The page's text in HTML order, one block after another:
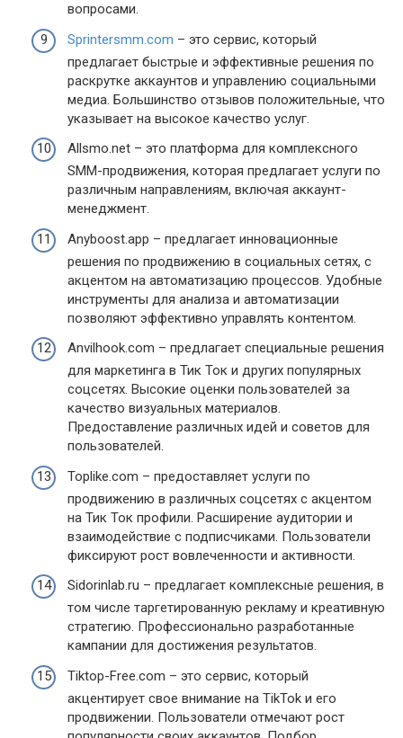
вопросами.
Sprintersmm.com – это сервис, который
предлагает быстрые и эффективные решения по
раскрутке аккаунтов и управлению социальными
медиа. Большинство отзывов положительные, что
указывает на высокое качество услуг.
Allsmo.net – это платформа для комплексного
SMM-продвижения, которая предлагает услуги по
различным направлениям, включая аккаунт-
менеджмент.
Anyboost.app – предлагает инновационные
решения по продвижению в социальных сетях, с
акцентом на автоматизацию процессов. Удобные
инструменты для анализа и автоматизации
позволяют эффективно управлять контентом.
Anvilhook.com – предлагает специальные решения
для маркетинга в Тик Ток и других популярных
соцсетях. Высокие оценки пользователей за
качество визуальных материалов.
Предоставление различных идей и советов для
пользователей.
Toplike.com – предоставляет услуги по
продвижению в различных соцсетях с акцентом
на Тик Ток профили. Расширение аудитории и
взаимодействие с подписчиками. Пользователи
фиксируют рост вовлеченности и активности.
Sidorinlab.ru – предлагает комплексные решения, в
том числе таргетированную рекламу и креативную
стратегию. Профессионально разработанные
кампании для достижения результатов.
Tiktop-Free.com – это сервис, который
акцентирует свое внимание на TikTok и его
продвижении. Пользователи отмечают рост